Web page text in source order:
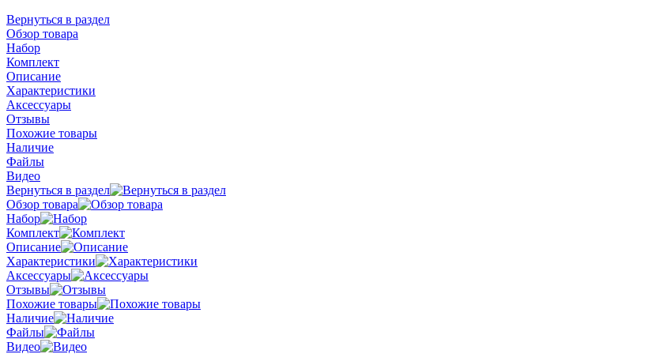
Вернуться в раздел
Обзор товара
Набор
Комплект
Описание
Характеристики
Аксессуары
Отзывы
Похожие товары
Наличие
Файлы
Видео
Вернуться в раздел
Обзор товара
Набор
Комплект
Описание
Характеристики
Аксессуары
Отзывы
Похожие товары
Наличие
Файлы
Видео